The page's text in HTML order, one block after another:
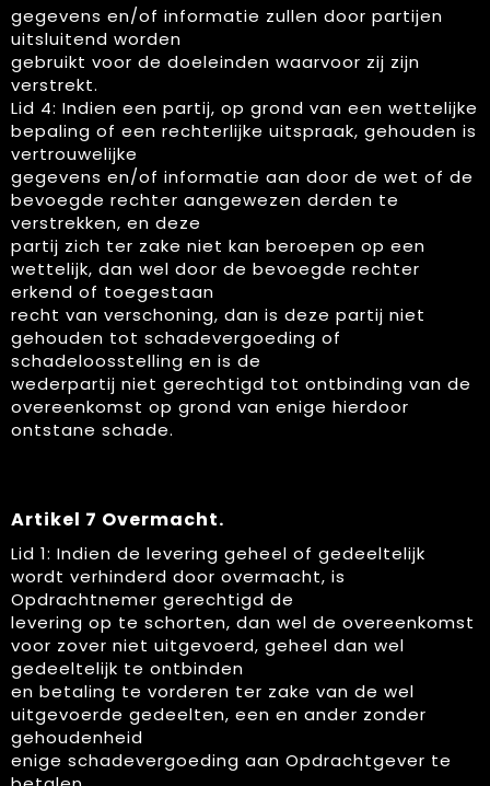
gegevens en/of informatie zullen door partijen
uitsluitend worden
gebruikt voor de doeleinden waarvoor zij zijn
verstrekt.
Lid 4: Indien een partij, op grond van een wettelijke
bepaling of een rechterlijke uitspraak, gehouden is
vertrouwelijke
gegevens en/of informatie aan door de wet of de
bevoegde rechter aangewezen derden te
verstrekken, en deze
partij zich ter zake niet kan beroepen op een
wettelijk, dan wel door de bevoegde rechter
erkend of toegestaan
recht van verschoning, dan is deze partij niet
gehouden tot schadevergoeding of
schadeloosstelling en is de
wederpartij niet gerechtigd tot ontbinding van de
overeenkomst op grond van enige hierdoor
ontstane schade.
Artikel 7 Overmacht.
Lid 1: Indien de levering geheel of gedeeltelijk
wordt verhinderd door overmacht, is
Opdrachtnemer gerechtigd de
levering op te schorten, dan wel de overeenkomst
voor zover niet uitgevoerd, geheel dan wel
gedeeltelijk te ontbinden
en betaling te vorderen ter zake van de wel
uitgevoerde gedeelten, een en ander zonder
gehoudenheid
enige schadevergoeding aan Opdrachtgever te